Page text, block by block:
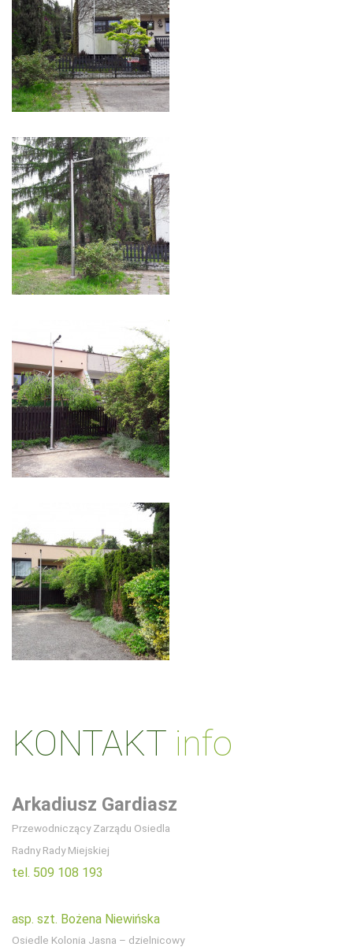
KONTAKT info
Arkadiusz Gardiasz
Przewodniczący Zarządu Osiedla
Radny Rady Miejskiej
tel. 509 108 193
asp. szt. Bożena Niewińska
Osiedle Kolonia Jasna – dzielnicowy